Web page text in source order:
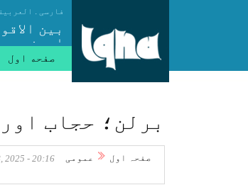
فارسی . العربیة
بین
ایجنسی
صفحه اول
برلن؛ حجاب
صفحہ اول عمومی
20:16 - April 28, 2025